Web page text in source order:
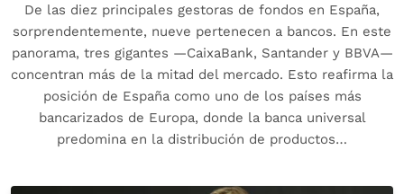
De las diez principales gestoras de fondos en España,
sorprendentemente, nueve pertenecen a bancos. En este
panorama, tres gigantes —CaixaBank, Santander y BBVA—
concentran más de la mitad del mercado. Esto reafirma la
posición de España como uno de los países más
bancarizados de Europa, donde la banca universal
predomina en la distribución de productos…